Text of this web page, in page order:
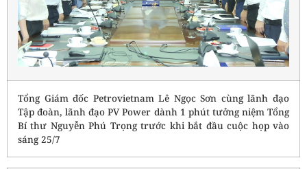
Tổng Giám đốc Petrovietnam Lê Ngọc Sơn cùng lãnh đạo
Tập đoàn, lãnh đạo PV Power dành 1 phút tưởng niệm Tổng
Bí thư Nguyễn Phú Trọng trước khi bắt đầu cuộc họp vào
sáng 25/7